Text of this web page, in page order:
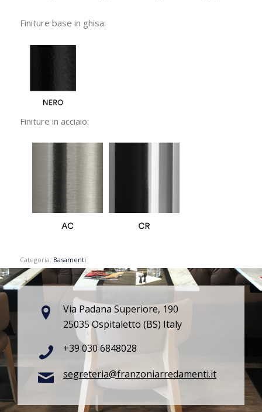
Finiture base in ghisa:
Finiture in acciaio:
Categoria: Basamenti
Via Padana Superiore, 190
25035 Ospitaletto (BS) Italy
+39 030 6848028
segreteria@franzoniarredamenti.it